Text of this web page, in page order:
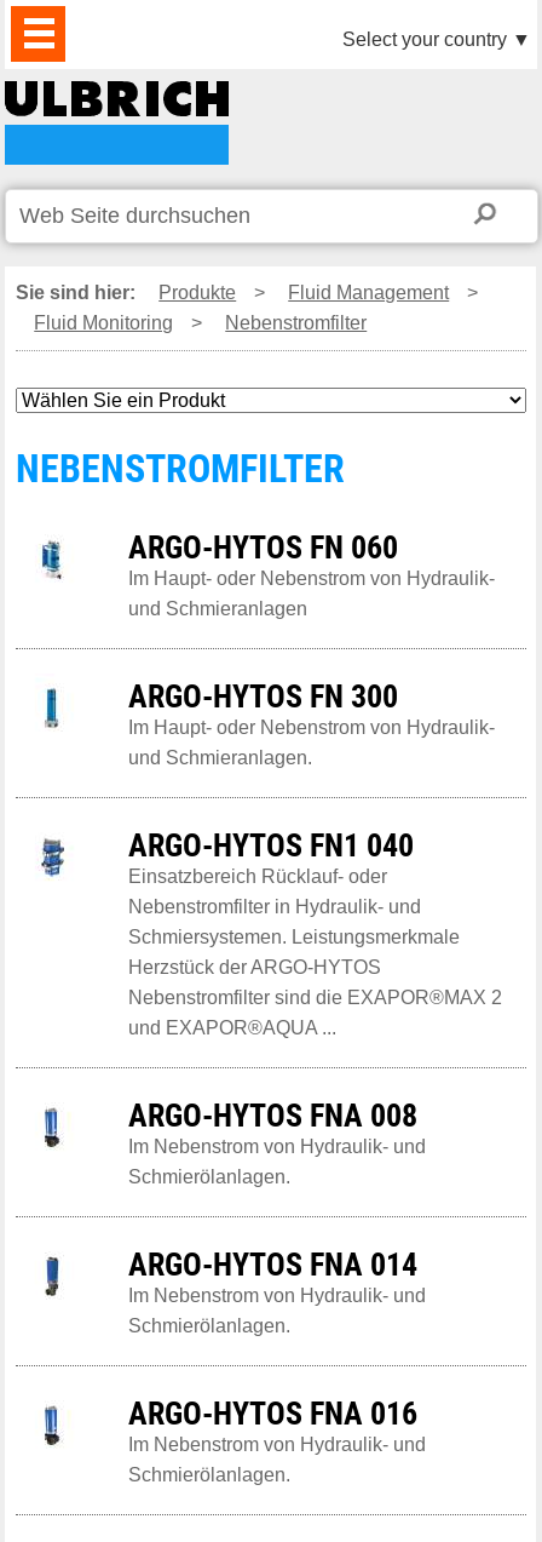
PRODUKTE
AKTUELLES
DOWNLOAD
VIDEO
PARTNER
UNTERNEHMEN
KONTAKTE Select your country ▼
Sie sind hier: Produkte > Fluid Management
>
Fluid Monitoring
> Nebenstromfilter
NEBENSTROMFILTER
ARGO-HYTOS FN 060
Im Haupt- oder Nebenstrom von Hydraulik-
und Schmieranlagen
ARGO-HYTOS FN 300
Im Haupt- oder Nebenstrom von Hydraulik-
und Schmieranlagen.
ARGO-HYTOS FN1 040
Einsatzbereich Rücklauf- oder
Nebenstromfilter in Hydraulik- und
Schmiersystemen. Leistungsmerkmale
Herzstück der ARGO-HYTOS
Nebenstromfilter sind die EXAPOR®MAX 2
und EXAPOR®AQUA ...
ARGO-HYTOS FNA 008
Im Nebenstrom von Hydraulik- und
Schmierölanlagen.
ARGO-HYTOS FNA 014
Im Nebenstrom von Hydraulik- und
Schmierölanlagen.
ARGO-HYTOS FNA 016
Im Nebenstrom von Hydraulik- und
Schmierölanlagen.